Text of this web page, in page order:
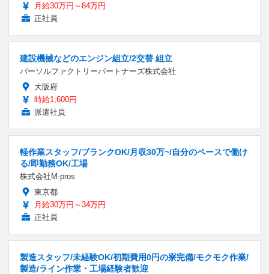
月給30万円～84万円
正社員
建設機械などのエンジン組立/2交替 組立
パーソルファクトリーパートナーズ株式会社
大阪府
時給1,600円
派遣社員
軽作業スタッフ/ブランクOK/月収30万~/自分のペースで働け
る/即勤務OK/工場
株式会社M-pros
東京都
月給30万円～34万円
正社員
製造スタッフ/未経験OK/初期費用0円の寮完備/モクモク作業/
製造/ライン作業・工場経験者歓迎